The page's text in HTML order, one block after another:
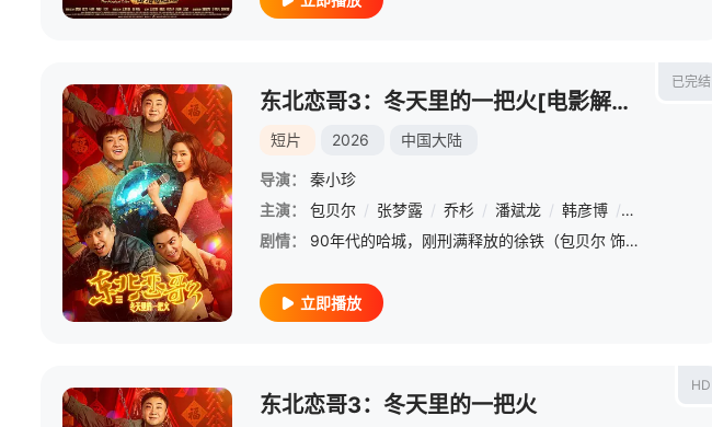
已完结
东北恋哥3：冬天里的一把火[电影解说]
短片 2026 中国大陆
导演：
秦小珍
主演：
包贝尔 / 张梦露 / 乔杉 / 潘斌龙 / 韩彦博 / 韩云云
剧情：
90年代的哈城，刚刑满释放的徐铁（包贝尔 饰）偶遇装哑的舞女百灵（张梦露 饰），两人也在几次偶遇和深夜相伴中渐生情愫。直到除夕夜的温暖，让他们相互靠近，却又因现实隔阂，家人误解而屡屡拉扯。百灵为父还债
立即播放
HD
东北恋哥3：冬天里的一把火